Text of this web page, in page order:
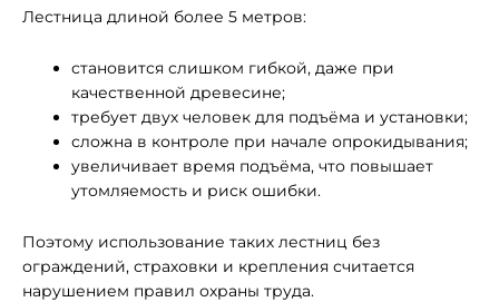
Лестница длиной более 5 метров:
становится слишком гибкой, даже при
качественной древесине;
требует двух человек для подъёма и установки;
сложна в контроле при начале опрокидывания;
увеличивает время подъёма, что повышает
утомляемость и риск ошибки.
Поэтому использование таких лестниц без
ограждений, страховки и крепления считается
нарушением правил охраны труда.